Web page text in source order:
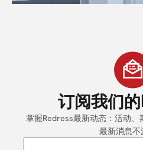
订阅我们
掌握Redress最新动态：活动
最新消息不